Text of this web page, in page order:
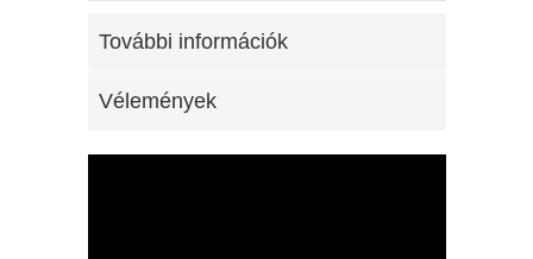
További információk
Vélemények